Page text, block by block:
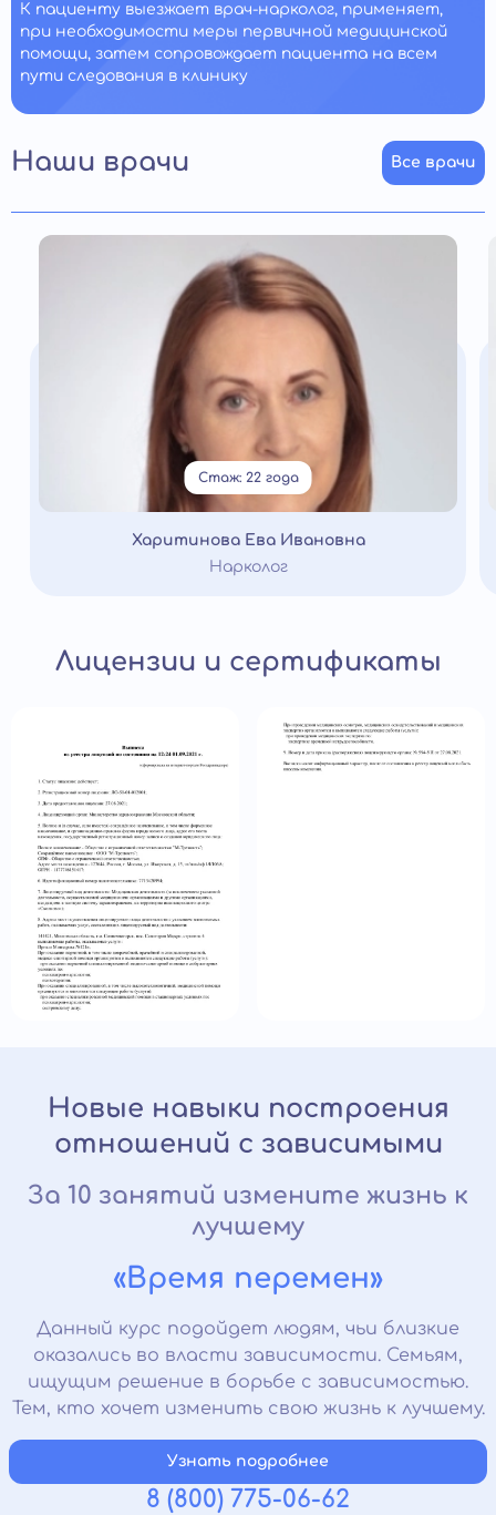
К пациенту выезжает врач-нарколог, применяет,
при необходимости меры первичной медицинской
помощи, затем сопровождает пациента на всем
пути следования в клинику
Наши врачи Все врачи
Стаж: 22 года
Харитинова Ева Ивановна
Нарколог
Лицензии и сертификаты
Новые навыки построения
отношений с зависимыми
За 10 занятий измените жизнь к
лучшему
«Время перемен»
Данный курс подойдет людям, чьи близкие
оказались во власти зависимости. Семьям,
ищущим решение в борьбе с зависимостью.
Тем, кто хочет изменить свою жизнь к лучшему.
Узнать подробнее
8 (800) 775-06-62